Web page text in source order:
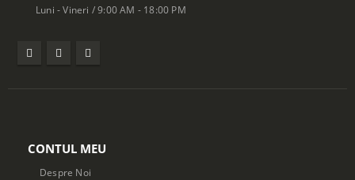
Luni - Vineri / 9:00 AM - 18:00 PM
CONTUL MEU
Despre Noi